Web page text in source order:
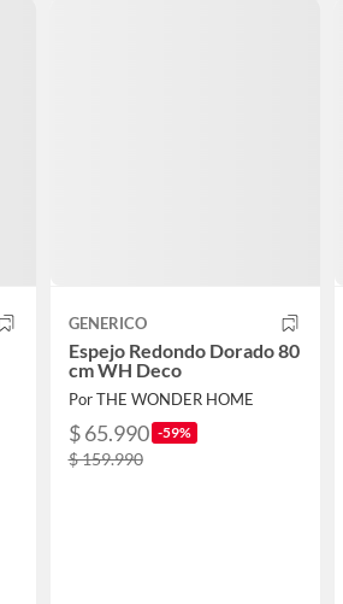
GENERICO
Espejo Redondo Dorado 80
cm WH Deco
Por THE WONDER HOME
$ 65.990 -59%
$ 159.990